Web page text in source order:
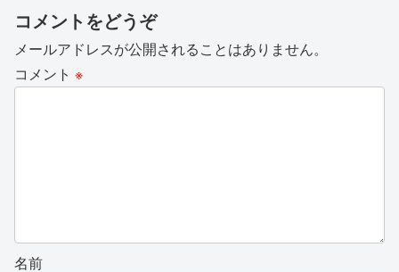
コメントをどうぞ
メールアドレスが公開されることはありません。
コメント ※
名前